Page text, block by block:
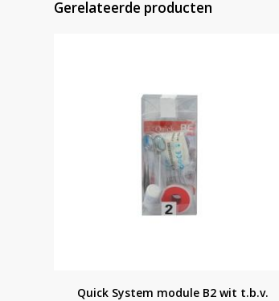
Gerelateerde producten
Quick System module B2 wit t.b.v.